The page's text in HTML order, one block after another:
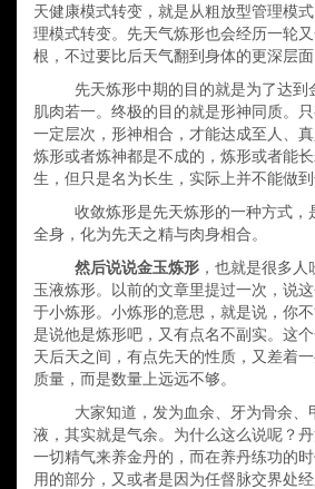
天健康模式转变，就是从粗放型管理模
理模式转变。 先天气炼形也会经历一轮
根，不过要比后天气翻到身体的更深层面
先天炼形中期的目的就是为了达到
肌肉若一。 终极的目的就是形神同质。
一定层次，形神相合，才能达成至人、
炼形或者炼神都是不成的，炼形或者能
生，但只是名为长生， 实际上并不能做到
收敛炼形是先天炼形的一种方式，
全身，化为先天之精与肉身相合。
然后说说金玉炼形 ，也就是很多人
玉液炼形。 以前的文章里提过一次，说
于小炼形。 小炼形的意思，就是说 ， 你
是说他是炼形吧，又有点名不副实。这
天后天之间，有点先天的性质，又差着
质量，而是数量上远远不够。
大家知道，发为血余、牙为骨余、
液，其实就是气余。为什么这么说呢？
一切精气来养金丹的，而在养丹练功的
用的部分， 又或者是因为任督脉交界处